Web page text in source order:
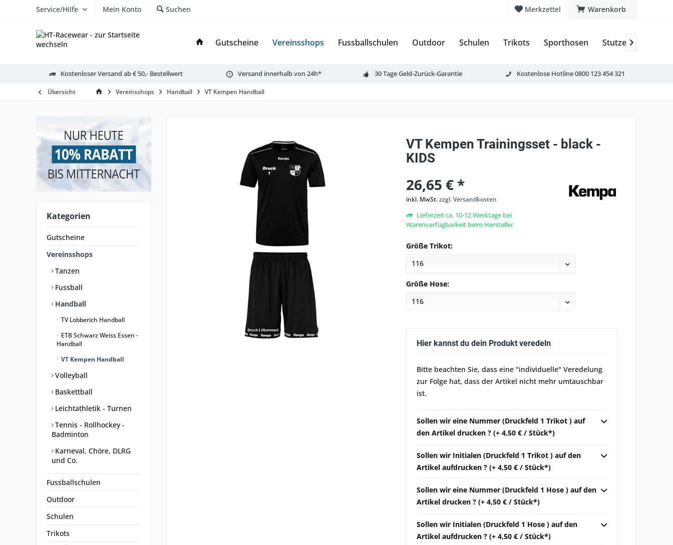
Warenkorb
Merkzettel
Service/Hilfe Mein Konto Suchen
Gutscheine Vereinsshops Fussballschulen Outdoor Schulen Trikots Sporthosen Stutzen & Schoner

Kostenloser Versand ab € 50,- Bestellwert Versand innerhalb von 24h* 30 Tage Geld-Zurück-Garantie Kostenlose Hotline 0800 123 454 321
Übersicht Vereinsshops Handball VT Kempen Handball
Kategorien
Gutscheine
Vereinsshops
Tanzen
Fussball
Handball
TV Lobberich Handball
ETB Schwarz Weiss Essen -
Handball
VT Kempen Handball
Volleyball
Baskettball
Leichtathletik - Turnen
Tennis - Rollhockey -
Badminton
Karneval, Chöre, DLRG
und Co.
Fussballschulen
Outdoor
Schulen
Trikots
VT Kempen Trainingsset - black -
KIDS
26,65 € *
inkl. MwSt.zzgl. Versandkosten
Lieferzeit ca. 10-12 Werktage bei
Warenverfügbarkeit beim Hersteller
Größe Trikot:
Größe Hose:
Hier kannst du dein Produkt veredeln
Bitte beachten Sie, dass eine "individuelle" Veredelung
zur Folge hat, dass der Artikel nicht mehr umtauschbar
ist.
Sollen wir eine Nummer (Druckfeld 1 Trikot ) auf
den Artikel drucken ? (+ 4,50 € / Stück*)
Sollen wir Initialen (Druckfeld 1 Trikot ) auf den
Artikel aufdrucken ? (+ 4,50 € / Stück*)
Sollen wir eine Nummer (Druckfeld 1 Hose ) auf den
Artikel drucken ? (+ 4,50 € / Stück*)
Sollen wir Initialen (Druckfeld 1 Hose ) auf den
Artikel aufdrucken ? (+ 4,50 € / Stück*)